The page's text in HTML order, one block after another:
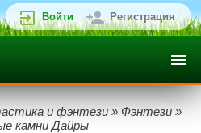
Войти Регистрация
и фэнтези » Фэнтези »
камни Дайры